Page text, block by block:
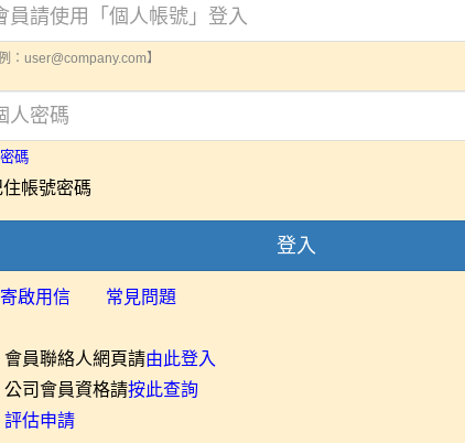
例：user@company.com】
碼
住帳號密碼
登入
啟用信 常見問題
員聯絡人網頁請由此登入
司會員資格請按此查詢
評估申請